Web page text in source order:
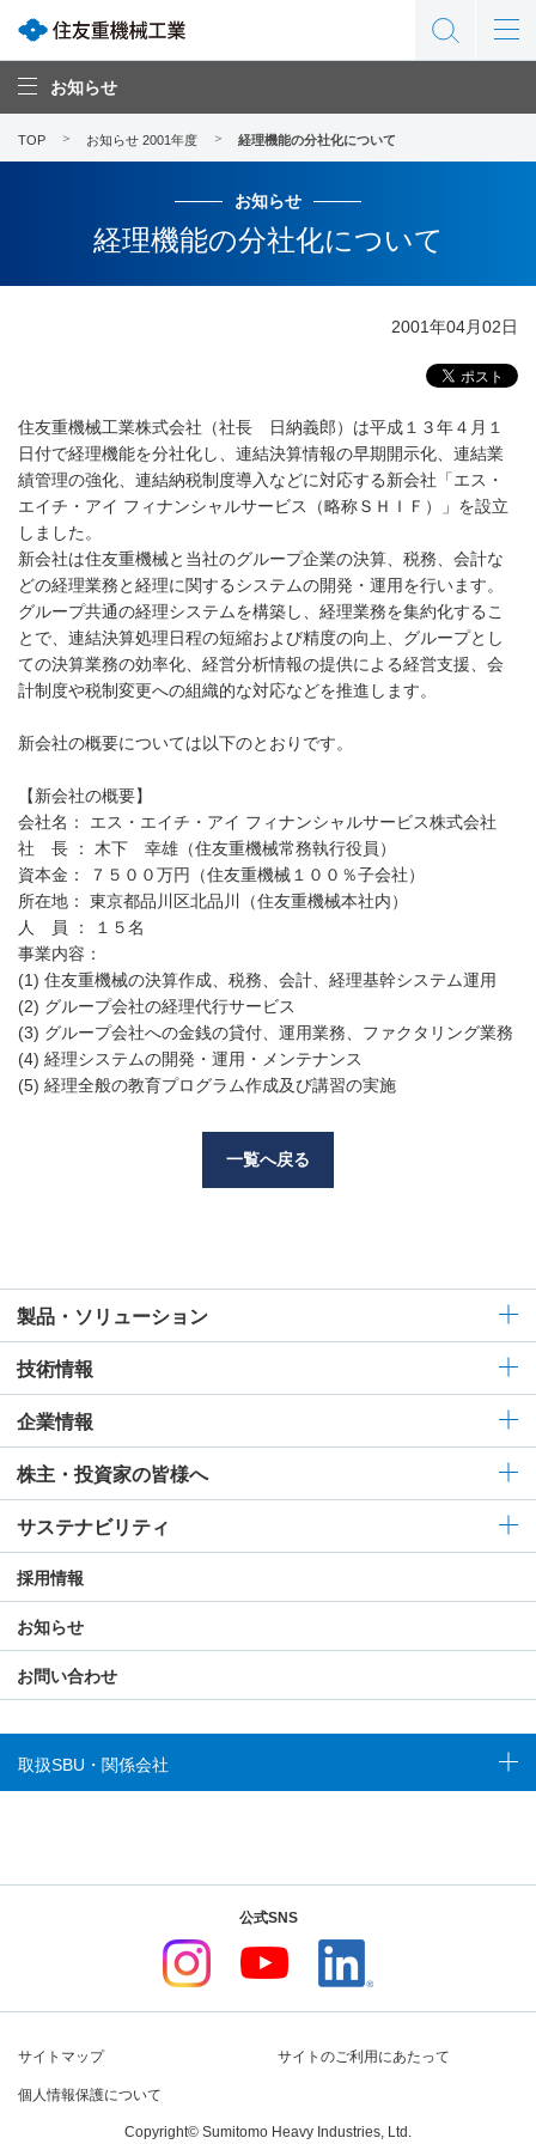
お知らせ
TOP お知らせ 2001年度 経理機能の分社化について
お知らせ
経理機能の分社化について
2001年04月02日
住友重機械工業株式会社（社長 日納義郎）は平成１３年４月１
日付で経理機能を分社化し、連結決算情報の早期開示化、連結業
績管理の強化、連結納税制度導入などに対応する新会社「エス・
エイチ・アイ フィナンシャルサービス（略称ＳＨＩＦ）」を設立
しました。
新会社は住友重機械と当社のグループ企業の決算、税務、会計な
どの経理業務と経理に関するシステムの開発・運用を行います。
グループ共通の経理システムを構築し、経理業務を集約化するこ
とで、連結決算処理日程の短縮および精度の向上、グループとし
ての決算業務の効率化、経営分析情報の提供による経営支援、会
計制度や税制変更への組織的な対応などを推進します。
新会社の概要については以下のとおりです。
【新会社の概要】
会社名： エス・エイチ・アイ フィナンシャルサービス株式会社
社 長 ： 木下 幸雄（住友重機械常務執行役員）
資本金： ７５００万円（住友重機械１００％子会社）
所在地： 東京都品川区北品川（住友重機械本社内）
人 員 ： １５名
事業内容：
(1) 住友重機械の決算作成、税務、会計、経理基幹システム運用
(2) グループ会社の経理代行サービス
(3) グループ会社への金銭の貸付、運用業務、ファクタリング業務
(4) 経理システムの開発・運用・メンテナンス
(5) 経理全般の教育プログラム作成及び講習の実施
一覧へ戻る
製品・ソリューション
技術情報
企業情報
株主・投資家の皆様へ
サステナビリティ
採用情報
お知らせ
お問い合わせ
取扱SBU・関係会社
公式SNS
サイトマップ サイトのご利用にあたって
個人情報保護について
Copyright© Sumitomo Heavy Industries, Ltd.